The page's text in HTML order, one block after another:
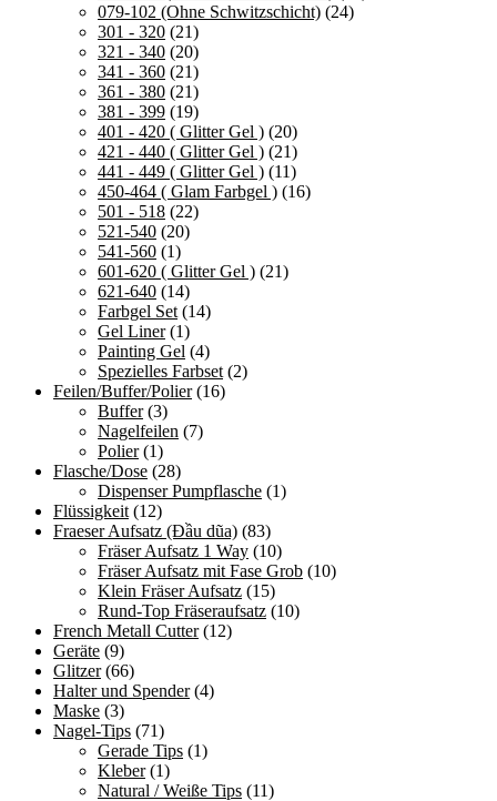
079-102 (Ohne Schwitzschicht) (24)
301 - 320 (21)
321 - 340 (20)
341 - 360 (21)
361 - 380 (21)
381 - 399 (19)
401 - 420 ( Glitter Gel ) (20)
421 - 440 ( Glitter Gel ) (21)
441 - 449 ( Glitter Gel ) (11)
450-464 ( Glam Farbgel ) (16)
501 - 518 (22)
521-540 (20)
541-560 (1)
601-620 ( Glitter Gel ) (21)
621-640 (14)
Farbgel Set (14)
Gel Liner (1)
Painting Gel (4)
Spezielles Farbset (2)
Feilen/Buffer/Polier (16)
Buffer (3)
Nagelfeilen (7)
Polier (1)
Flasche/Dose (28)
Dispenser Pumpflasche (1)
Flüssigkeit (12)
Fraeser Aufsatz (Đầu dũa) (83)
Fräser Aufsatz 1 Way (10)
Fräser Aufsatz mit Fase Grob (10)
Klein Fräser Aufsatz (15)
Rund-Top Fräseraufsatz (10)
French Metall Cutter (12)
Geräte (9)
Glitzer (66)
Halter und Spender (4)
Maske (3)
Nagel-Tips (71)
Gerade Tips (1)
Kleber (1)
Natural / Weiße Tips (11)